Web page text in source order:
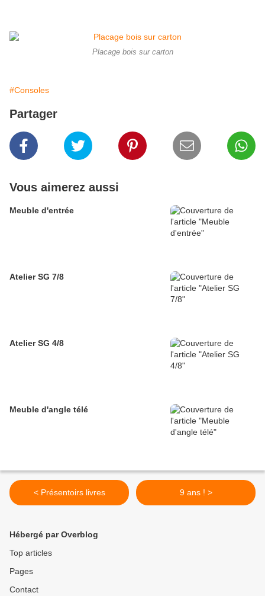
Placage bois sur carton
#Consoles
Partager
Vous aimerez aussi
Meuble d'entrée
Atelier SG 7/8
Atelier SG 4/8
Meuble d'angle télé
< Présentoirs livres 9 ans ! >
Hébergé par Overblog
Top articles
Pages
Contact